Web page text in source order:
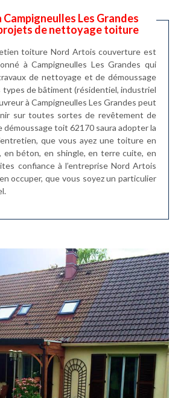
Campigneulles Les Grandes
de nettoyage toiture
toiture Nord Artois couverture est
à Campigneulles Les Grandes qui
de nettoyage et de démoussage
de bâtiment (résidentiel, industriel
à Campigneulles Les Grandes peut
sur toutes sortes de revêtement de
démoussage toit 62170 saura adopter la
que vous ayez une toiture en
en béton, en shingle, en terre cuite, en
confiance à l’entreprise Nord Artois
occuper, que vous soyez un particulier